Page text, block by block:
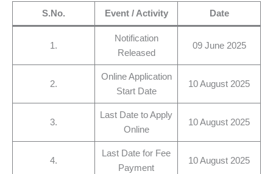
S.No.
Event / Activity Date
1.
Notification
Released
09 June 2025
2.
Online Application
Start Date
10 August 2025
3.
Last Date to Apply
Online
10 August 2025
4.
Last Date for Fee
Payment
10 August 2025